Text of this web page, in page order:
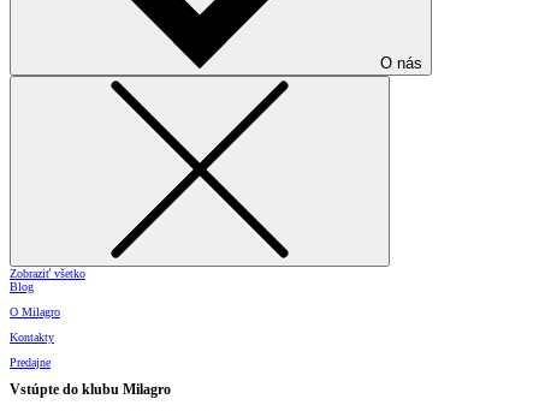
O nás
Zobraziť všetko
Blog
O Milagro
Kontakty
Predajne
Vstúpte do klubu Milagro